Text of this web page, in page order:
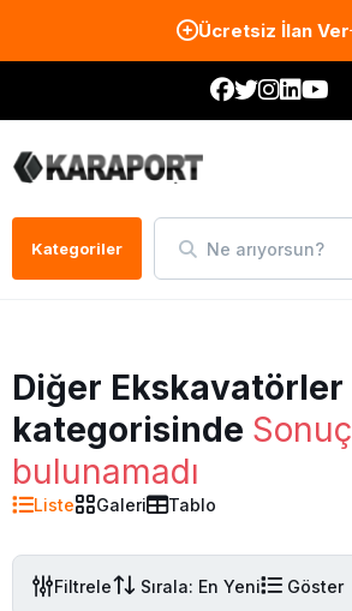
Ücretsiz İlan Ver
Kategoriler Ne arıyorsun?
Diğer Ekskavatörler
kategorisinde Sonuç
bulunamadı
Liste Galeri Tablo
Filtrele Sırala: En Yeni Göster